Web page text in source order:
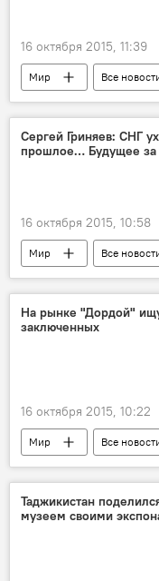
16 октября 2015, 11:39
Мир Все
Франция
Сирия
Сергей Гриняев: СНГ
прошлое… Будущее
16 октября 2015, 10:58
Мир Все
Сергей Гриняев
Таджикистан и ЕАЭС:
Россия
На рынке "Дордой"
заключенных
16 октября 2015, 10:22
Мир Все
поиск
ОДКБ
Таджикистан
музеем своими